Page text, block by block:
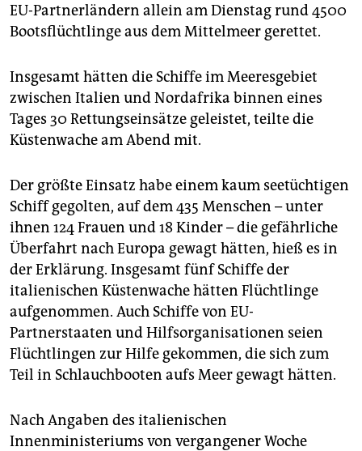
unterstützen
genossenschaft
epaper login
EU-Partnerländern allein am Dienstag rund 4500
Bootsflüchtlinge aus dem Mittelmeer gerettet.
Insgesamt hätten die Schiffe im Meeresgebiet
zwischen Italien und Nordafrika binnen eines
Tages 30 Rettungseinsätze geleistet, teilte die
Küstenwache am Abend mit.
Der größte Einsatz habe einem kaum seetüchtigen
Schiff gegolten, auf dem 435 Menschen – unter
ihnen 124 Frauen und 18 Kinder – die gefährliche
Überfahrt nach Europa gewagt hätten, hieß es in
der Erklärung. Insgesamt fünf Schiffe der
italienischen Küstenwache hätten Flüchtlinge
aufgenommen. Auch Schiffe von EU-
Partnerstaaten und Hilfsorganisationen seien
Flüchtlingen zur Hilfe gekommen, die sich zum
Teil in Schlauchbooten aufs Meer gewagt hätten.
Nach Angaben des italienischen
Innenministeriums von vergangener Woche